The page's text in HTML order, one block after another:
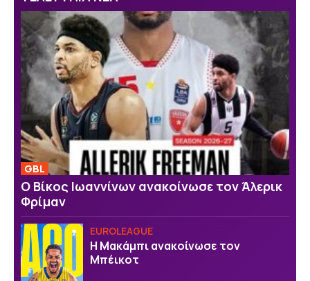
GBL
Ο Βίκος Ιωαννίνων ανακοίνωσε τον Άλερικ
Φρίμαν
EUROLEAGUE
Η Μακάμπι ανακοίνωσε τον
Μπέικοτ